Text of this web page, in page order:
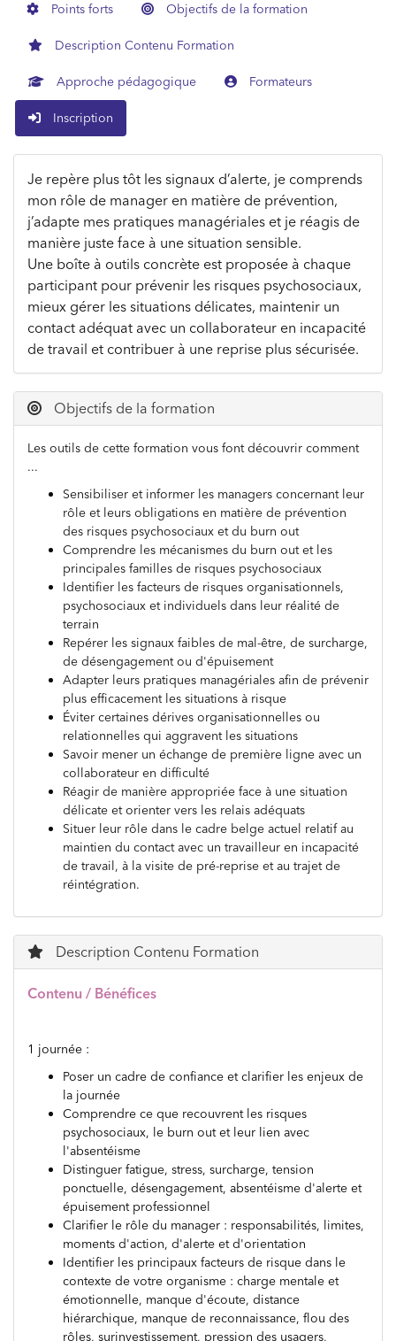
Points forts Objectifs de la formation
Description Contenu Formation
Approche pédagogique Formateurs
Inscription
Je repère plus tôt les signaux d’alerte, je comprends
mon rôle de manager en matière de prévention,
j’adapte mes pratiques managériales et je réagis de
manière juste face à une situation sensible.
Une boîte à outils concrète est proposée à chaque
participant pour prévenir les risques psychosociaux,
mieux gérer les situations délicates, maintenir un
contact adéquat avec un collaborateur en incapacité
de travail et contribuer à une reprise plus sécurisée.
Objectifs de la formation
Les outils de cette formation vous font découvrir comment
...
Sensibiliser et informer les managers concernant leur
rôle et leurs obligations en matière de prévention
des risques psychosociaux et du burn out
Comprendre les mécanismes du burn out et les
principales familles de risques psychosociaux
Identifier les facteurs de risques organisationnels,
psychosociaux et individuels dans leur réalité de
terrain
Repérer les signaux faibles de mal-être, de surcharge,
de désengagement ou d'épuisement
Adapter leurs pratiques managériales afin de prévenir
plus efficacement les situations à risque
Éviter certaines dérives organisationnelles ou
relationnelles qui aggravent les situations
Savoir mener un échange de première ligne avec un
collaborateur en difficulté
Réagir de manière appropriée face à une situation
délicate et orienter vers les relais adéquats
Situer leur rôle dans le cadre belge actuel relatif au
maintien du contact avec un travailleur en incapacité
de travail, à la visite de pré-reprise et au trajet de
réintégration.
Description Contenu Formation
Contenu / Bénéfices
1 journée :
Poser un cadre de confiance et clarifier les enjeux de
la journée
Comprendre ce que recouvrent les risques
psychosociaux, le burn out et leur lien avec
l'absentéisme
Distinguer fatigue, stress, surcharge, tension
ponctuelle, désengagement, absentéisme d'alerte et
épuisement professionnel
Clarifier le rôle du manager : responsabilités, limites,
moments d'action, d'alerte et d'orientation
Identifier les principaux facteurs de risque dans le
contexte de votre organisme : charge mentale et
émotionnelle, manque d'écoute, distance
hiérarchique, manque de reconnaissance, flou des
rôles, surinvestissement, pression des usagers,